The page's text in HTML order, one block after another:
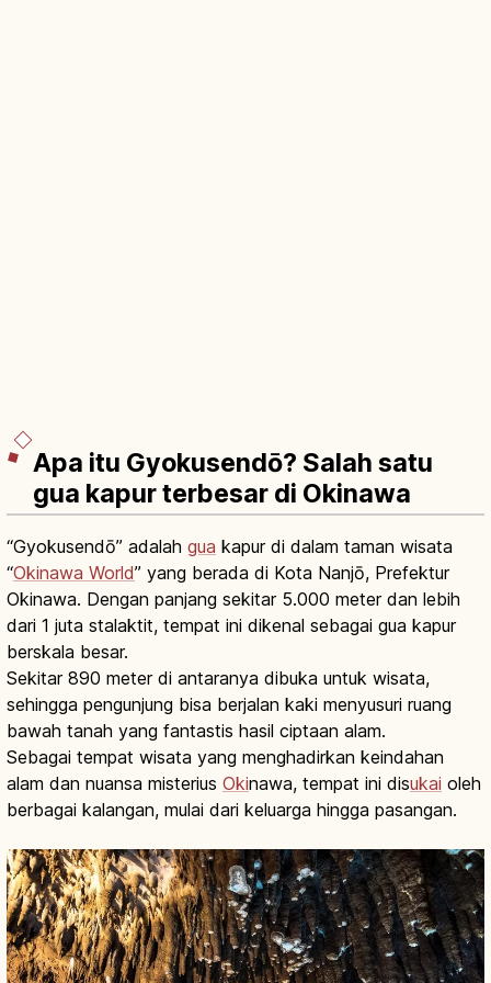
Apa itu Gyokusendō? Salah satu
gua kapur terbesar di Okinawa
“Gyokusendō” adalah gua kapur di dalam taman wisata
“Okinawa World” yang berada di Kota Nanjō, Prefektur
Okinawa. Dengan panjang sekitar 5.000 meter dan lebih
dari 1 juta stalaktit, tempat ini dikenal sebagai gua kapur
berskala besar.
Sekitar 890 meter di antaranya dibuka untuk wisata,
sehingga pengunjung bisa berjalan kaki menyusuri ruang
bawah tanah yang fantastis hasil ciptaan alam.
Sebagai tempat wisata yang menghadirkan keindahan
alam dan nuansa misterius Okinawa, tempat ini disukai oleh
berbagai kalangan, mulai dari keluarga hingga pasangan.